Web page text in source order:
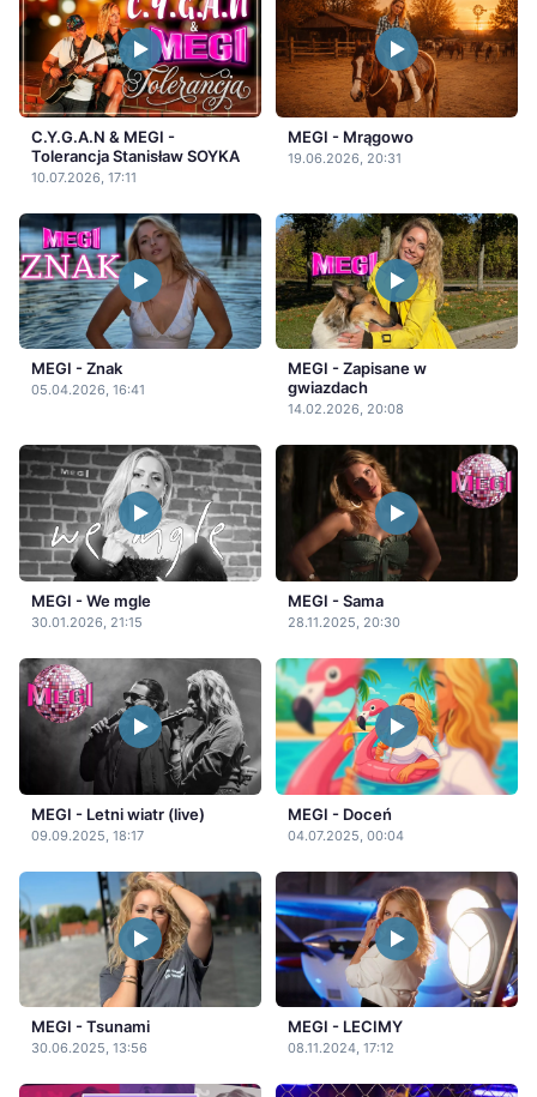
C.Y.G.A.N & MEGI -
Tolerancja Stanisław SOYKA
10.07.2026, 17:11
MEGI - Mrągowo
19.06.2026, 20:31
MEGI - Znak
05.04.2026, 16:41
MEGI - Zapisane w
gwiazdach
14.02.2026, 20:08
MEGI - We mgle
30.01.2026, 21:15
MEGI - Sama
28.11.2025, 20:30
MEGI - Letni wiatr (live)
09.09.2025, 18:17
MEGI - Doceń
04.07.2025, 00:04
MEGI - Tsunami
30.06.2025, 13:56
MEGI - LECIMY
08.11.2024, 17:12